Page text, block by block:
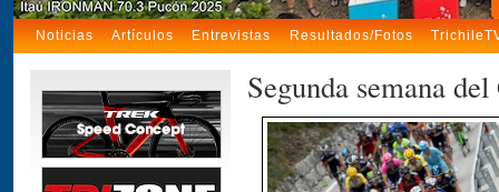
Noticias Artículos Entrevistas Resultados/Fotos
Segunda semana